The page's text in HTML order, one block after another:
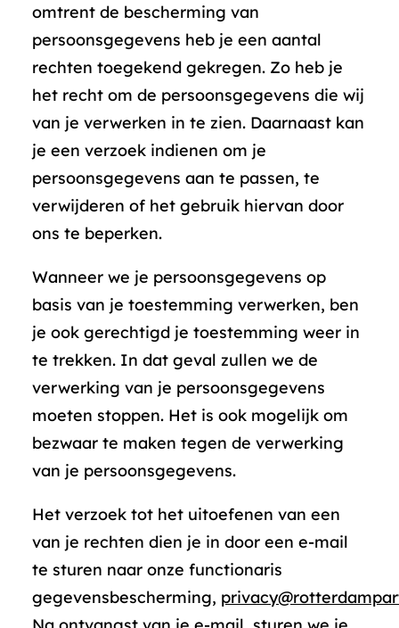
omtrent de bescherming van
persoonsgegevens heb je een aantal
rechten toegekend gekregen. Zo heb je
het recht om de persoonsgegevens die wij
van je verwerken in te zien. Daarnaast kan
je een verzoek indienen om je
persoonsgegevens aan te passen, te
verwijderen of het gebruik hiervan door
ons te beperken.
Wanneer we je persoonsgegevens op
basis van je toestemming verwerken, ben
je ook gerechtigd je toestemming weer in
te trekken. In dat geval zullen we de
verwerking van je persoonsgegevens
moeten stoppen. Het is ook mogelijk om
bezwaar te maken tegen de verwerking
van je persoonsgegevens.
Het verzoek tot het uitoefenen van een
van je rechten dien je in door een e-mail
te sturen naar onze functionaris
gegevensbescherming,